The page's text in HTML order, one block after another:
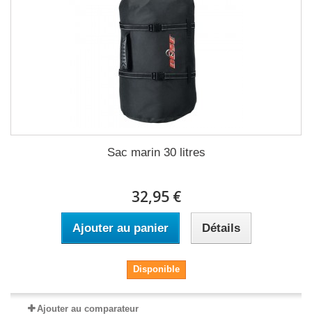
Sac marin 30 litres
32,95 €
Ajouter au panier Détails
Disponible
Ajouter au comparateur